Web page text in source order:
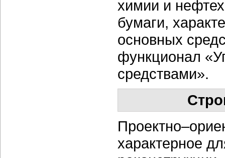
химии и
бумаги,
основных
функционал
средствами».
характерное